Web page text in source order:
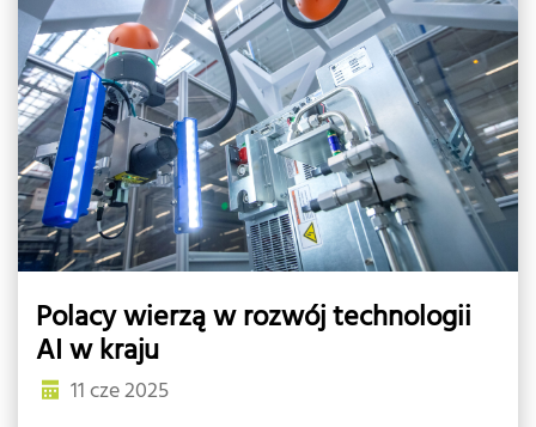
Polacy wierzą w rozwój technologii
AI w kraju
11 cze 2025